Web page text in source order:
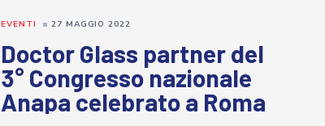
Doctor Glass partner del
3° Congresso nazionale
Anapa celebrato a Roma
EVENTI 27 MAGGIO 2022